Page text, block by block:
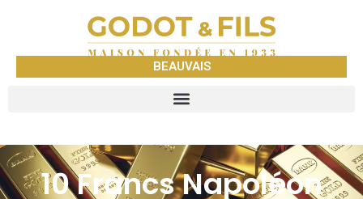
BEAUVAIS
10 Francs Napoléon